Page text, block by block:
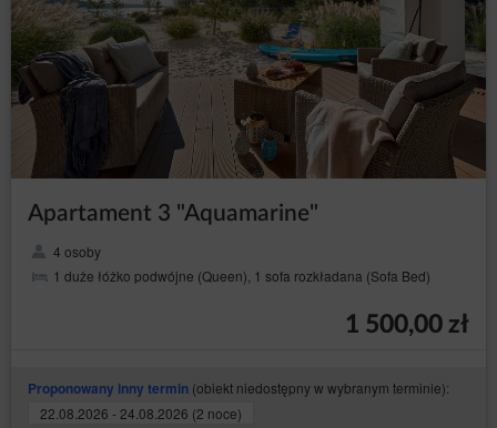
Apartament 3 "Aquamarine"
4 osoby
1 duże łóżko podwójne (Queen), 1 sofa rozkładana (Sofa Bed)
1 500,00 zł
Proponowany inny termin (obiekt niedostępny w wybranym terminie):
22.08.2026 - 24.08.2026 (2 noce)